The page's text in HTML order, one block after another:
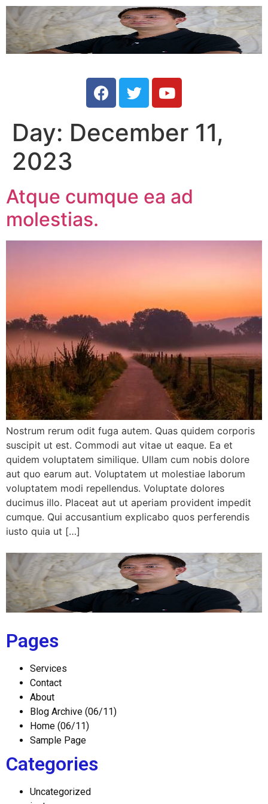
Day: December 11,
2023
Atque cumque ea ad
molestias.
Nostrum rerum odit fuga autem. Quas quidem corporis
suscipit ut est. Commodi aut vitae ut eaque. Ea et
quidem voluptatem similique. Ullam cum nobis dolore
aut quo earum aut. Voluptatem ut molestiae laborum
voluptatem modi repellendus. Voluptate dolores
ducimus illo. Placeat aut ut aperiam provident impedit
cumque. Qui accusantium explicabo quos perferendis
iusto quia ut […]
Pages
Services
Contact
About
Blog Archive (06/11)
Home (06/11)
Sample Page
Categories
Uncategorized